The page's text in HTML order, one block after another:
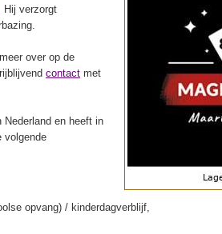
Hij verzorgt
over op de
contact met
Nederland en heeft in
volgende
opvang) / kinderdagverblijf,